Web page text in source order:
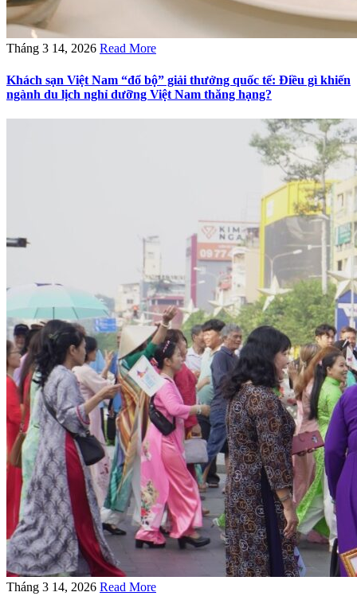
Tháng 3 14, 2026 Read More
Khách sạn Việt Nam “đổ bộ” giải thưởng quốc tế: Điều gì khiến
ngành du lịch nghỉ dưỡng Việt Nam thăng hạng?
Tháng 3 14, 2026 Read More